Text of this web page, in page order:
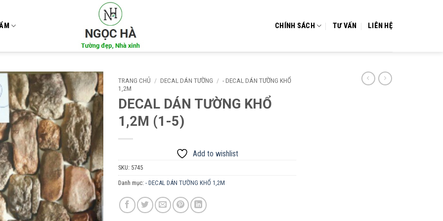
CHÍNH SÁCH TƯ VẤN LIÊN HỆ
Add to
wishlist
TRANG CHỦ / DECAL DÁN TƯỜNG / - DECAL DÁN TƯỜNG KHỔ
1,2M
DECAL DÁN TƯỜNG KHỔ
1,2M (1-5)
Add to wishlist
SKU: 5745
Danh mục: - DECAL DÁN TƯỜNG KHỔ 1,2M